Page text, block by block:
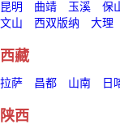
昆明 曲靖 玉溪 保
文山
西双版纳 大理
西藏
拉萨 昌都 山南 日
陕西